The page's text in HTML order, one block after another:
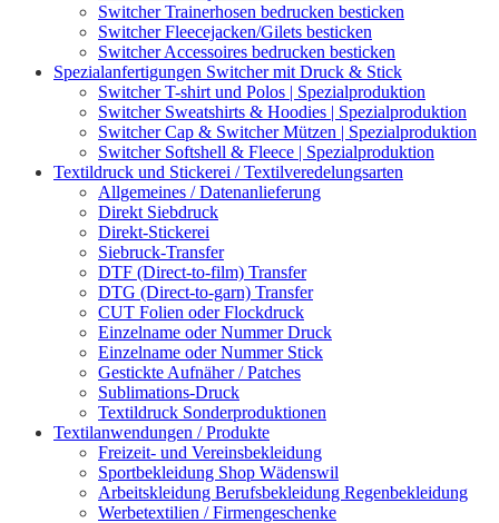
Switcher Trainerhosen bedrucken besticken
Switcher Fleecejacken/Gilets besticken
Switcher Accessoires bedrucken besticken
Spezialanfertigungen Switcher mit Druck & Stick
Switcher T-shirt und Polos | Spezialproduktion
Switcher Sweatshirts & Hoodies | Spezialproduktion
Switcher Cap & Switcher Mützen | Spezialproduktion
Switcher Softshell & Fleece | Spezialproduktion
Textildruck und Stickerei / Textilveredelungsarten
Allgemeines / Datenanlieferung
Direkt Siebdruck
Direkt-Stickerei
Siebruck-Transfer
DTF (Direct-to-film) Transfer
DTG (Direct-to-garn) Transfer
CUT Folien oder Flockdruck
Einzelname oder Nummer Druck
Einzelname oder Nummer Stick
Gestickte Aufnäher / Patches
Sublimations-Druck
Textildruck Sonderproduktionen
Textilanwendungen / Produkte
Freizeit- und Vereinsbekleidung
Sportbekleidung Shop Wädenswil
Arbeitskleidung Berufsbekleidung Regenbekleidung
Werbetextilien / Firmengeschenke